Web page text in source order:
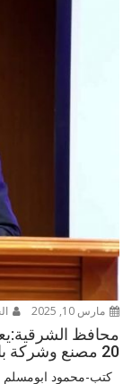
مارس 10, 2025
20 مصنع وشركة بالقطاع الخاص
كتب-محمود ابومسلم